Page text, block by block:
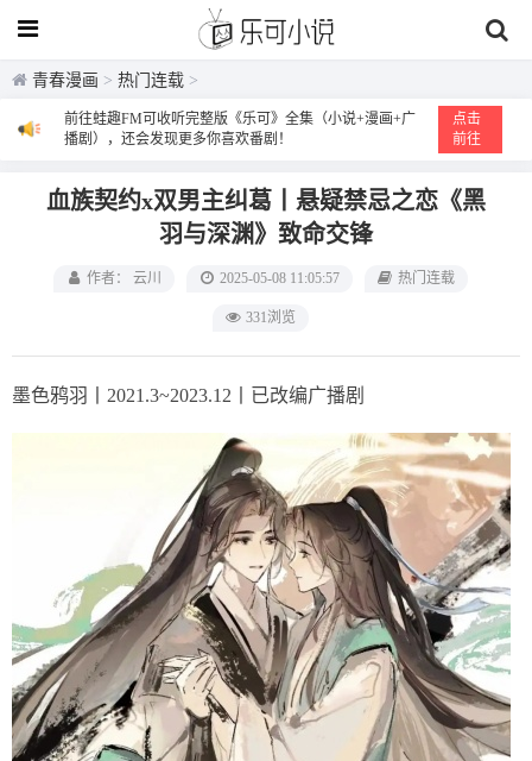
青春漫画 > 热门连载 >
前往蛙趣FM可收听完整版《乐可》全集（小说+漫画+广
播剧），还会发现更多你喜欢番剧！
点击
前往
血族契约x双男主纠葛丨悬疑禁忌之恋《黑
羽与深渊》致命交锋
作者： 云川 2025-05-08 11:05:57 热门连载
331浏览
墨色鸦羽丨2021.3~2023.12丨已改编广播剧